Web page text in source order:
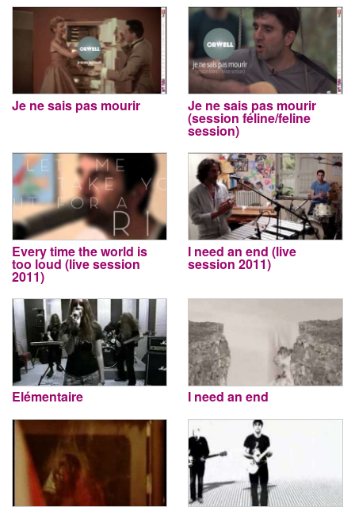
Je ne sais pas mourir Je ne sais pas mourir
(session féline/feline
session)
Every time the world is
too loud (live session
2011)
I need an end (live
session 2011)
Elémentaire I need an end